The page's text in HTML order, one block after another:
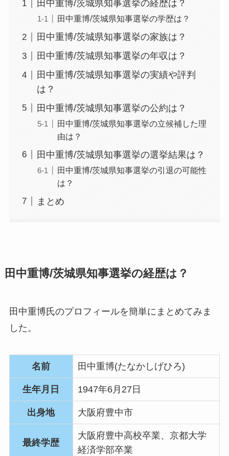
田中重博/茨城県知事選挙の経歴は？
田中重博/茨城県知事選挙の学歴は？
田中重博/茨城県知事選挙の家族は？
田中重博/茨城県知事選挙の年収は？
田中重博/茨城県知事選挙の実績や評判
は？
田中重博/茨城県知事選挙の公約は？
田中重博/茨城県知事選挙の立候補した理
由は？
田中重博/茨城県知事選挙の選挙結果は？
田中重博/茨城県知事選挙の引退の可能性
は？
まとめ
田中重博/茨城県知事選挙の経歴は？
田中重博氏のプロフィールを簡単にまとめてみま
した。
名前 田中重博(たなかしげひろ)
生年月日 1947年6月27日
出身地 大阪府豊中市
最終学歴
大阪府豊中高校卒業、京都大学
経済学部卒業